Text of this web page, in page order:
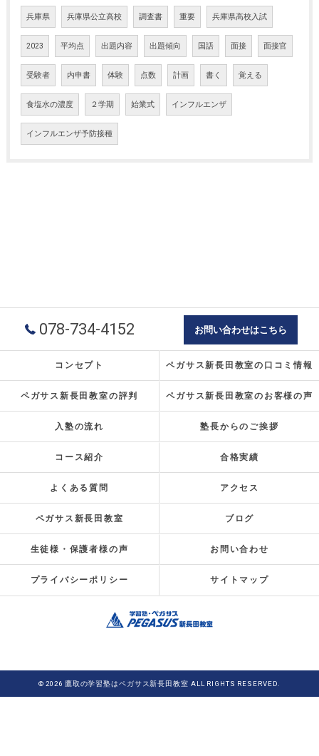
兵庫県 兵庫県公立高校 調査書 重要 兵庫県高校入試
2023 平均点 出題内容 出題傾向 国語 面接 面接官
受験者 内申書 体験 点数 計画 書く 覚える
食塩水の濃度 ２学期 始業式 インフルエンザ
インフルエンザ予防接種
078-734-4152 お問い合わせはこちら
コンセプト ペガサス新長田教室の口コミ情報
ペガサス新長田教室の評判 ペガサス新長田教室のお客様の声
入塾の流れ 塾長からのご挨拶
コース紹介 合格実績
よくある質問 アクセス
ペガサス新長田教室 ブログ
生徒様・保護者様の声 お問い合わせ
プライバシーポリシー サイトマップ
© 2026 鷹取の学習塾はペガサス新長田教室 ALL RIGHTS RESERVED.